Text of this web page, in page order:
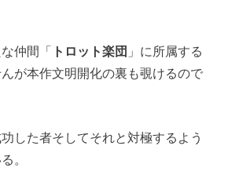
仲間「 トロット楽団 」に所属する
が本作文明開化の裏も覗けるので
した者そしてそれと対極するよう
。